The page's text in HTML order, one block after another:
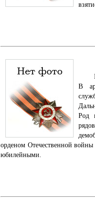
В
Род
орденом Отечественной
юбилейными.